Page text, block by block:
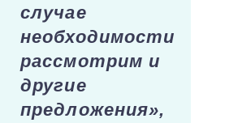
случае
необходимости
рассмотрим и
другие
предложения»,